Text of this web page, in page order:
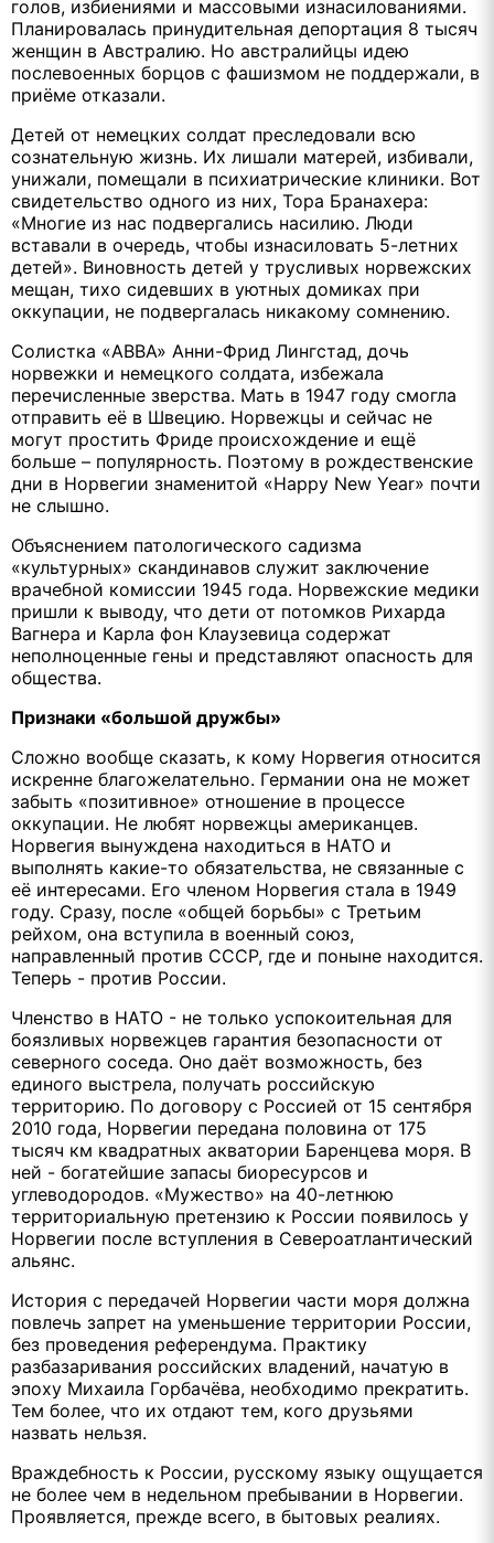
голов, избиениями и массовыми изнасилованиями.
Планировалась принудительная депортация 8 тысяч
женщин в Австралию. Но австралийцы идею
послевоенных борцов с фашизмом не поддержали, в
приёме отказали.
Детей от немецких солдат преследовали всю
сознательную жизнь. Их лишали матерей, избивали,
унижали, помещали в психиатрические клиники. Вот
свидетельство одного из них, Тора Бранахера:
«Многие из нас подвергались насилию. Люди
вставали в очередь, чтобы изнасиловать 5-летних
детей». Виновность детей у трусливых норвежских
мещан, тихо сидевших в уютных домиках при
оккупации, не подвергалась никакому сомнению.
Солистка «ABBA» Анни-Фрид Лингстад, дочь
норвежки и немецкого солдата, избежала
перечисленные зверства. Мать в 1947 году смогла
отправить её в Швецию. Норвежцы и сейчас не
могут простить Фриде происхождение и ещё
больше – популярность. Поэтому в рождественские
дни в Норвегии знаменитой «Hаppy New Year» почти
не слышно.
Объяснением патологического садизма
«культурных» скандинавов служит заключение
врачебной комиссии 1945 года. Норвежские медики
пришли к выводу, что дети от потомков Рихарда
Вагнера и Карла фон Клаузевица содержат
неполноценные гены и представляют опасность для
общества.
Признаки «большой дружбы»
Сложно вообще сказать, к кому Норвегия относится
искренне благожелательно. Германии она не может
забыть «позитивное» отношение в процессе
оккупации. Не любят норвежцы американцев.
Норвегия вынуждена находиться в НАТО и
выполнять какие-то обязательства, не связанные с
её интересами. Его членом Норвегия стала в 1949
году. Сразу, после «общей борьбы» с Третьим
рейхом, она вступила в военный союз,
направленный против СССР, где и поныне находится.
Теперь - против России.
Членство в НАТО - не только успокоительная для
боязливых норвежцев гарантия безопасности от
северного соседа. Оно даёт возможность, без
единого выстрела, получать российскую
территорию. По договору с Россией от 15 сентября
2010 года, Норвегии передана половина от 175
тысяч км квадратных акватории Баренцева моря. В
ней - богатейшие запасы биоресурсов и
углеводородов. «Мужество» на 40-летнюю
территориальную претензию к России появилось у
Норвегии после вступления в Североатлантический
альянс.
История с передачей Норвегии части моря должна
повлечь запрет на уменьшение территории России,
без проведения референдума. Практику
разбазаривания российских владений, начатую в
эпоху Михаила Горбачёва, необходимо прекратить.
Тем более, что их отдают тем, кого друзьями
назвать нельзя.
Враждебность к России, русскому языку ощущается
не более чем в недельном пребывании в Норвегии.
Проявляется, прежде всего, в бытовых реалиях.